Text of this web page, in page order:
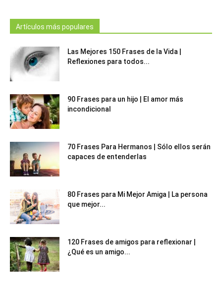
Artículos más populares
Las Mejores 150 Frases de la Vida |
Reflexiones para todos...
90 Frases para un hijo | El amor más
incondicional
70 Frases Para Hermanos | Sólo ellos serán
capaces de entenderlas
80 Frases para Mi Mejor Amiga | La persona
que mejor...
120 Frases de amigos para reflexionar |
¿Qué es un amigo...